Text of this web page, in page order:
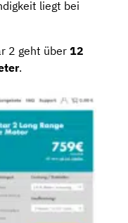
liegt bei
2 geht über 12
.